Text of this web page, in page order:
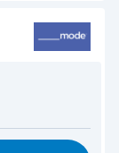
9,4
8,8